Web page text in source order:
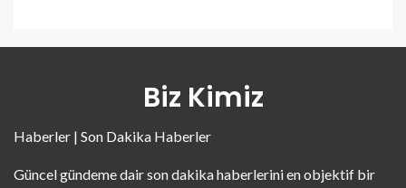
Biz Kimiz
Haberler | Son Dakika Haberler
Güncel gündeme dair son dakika haberlerini en objektif bir